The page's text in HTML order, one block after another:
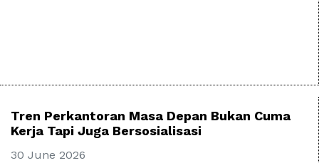
Tren Perkantoran Masa Depan Bukan Cuma
Kerja Tapi Juga Bersosialisasi
30 June 2026